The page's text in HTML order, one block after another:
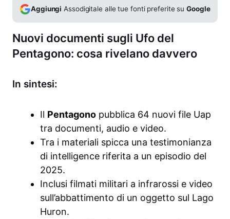
Aggiungi Assodigitale alle tue fonti preferite suGoogle
Nuovi documenti sugli Ufo del
Pentagono: cosa rivelano davvero
In sintesi:
Il Pentagono pubblica 64 nuovi file Uap
tra documenti, audio e video.
Tra i materiali spicca una testimonianza
di intelligence riferita a un episodio del
2025.
Inclusi filmati militari a infrarossi e video
sull’abbattimento di un oggetto sul Lago
Huron.